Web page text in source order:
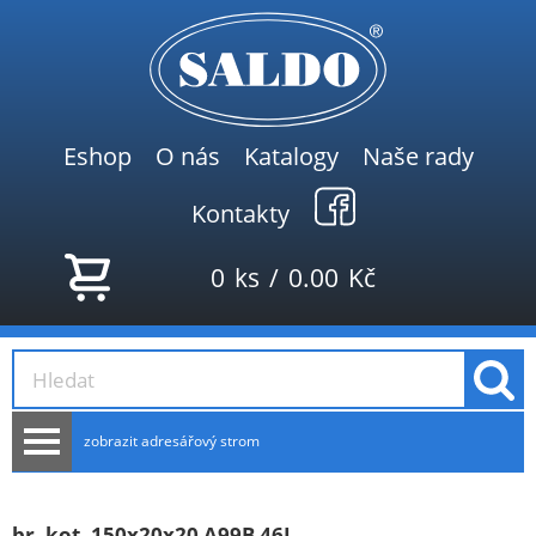
Eshop O nás Katalogy
Naše rady
Kontakty
0 ks / 0.00 Kč
zobrazit adresářový strom
NOVINKY